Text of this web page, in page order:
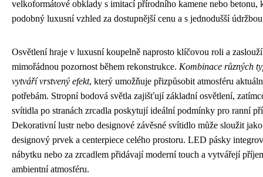
velkoformátové obklady s imitací přírodního kamene nebo betonu,
podobný luxusní vzhled za dostupnější cenu a s jednodušší
Osvětlení hraje v luxusní koupelně naprosto klíčovou roli a
mimořádnou pozornost během rekonstrukce. Kombinace různých
vytváří vrstvený efekt, který umožňuje přizpůsobit atmosféru
potřebám. Stropní bodová světla zajišťují základní osvětlení,
svítidla po stranách zrcadla poskytují ideální podmínky pro ranní
Dekorativní lustr nebo designové závěsné svítidlo může sloužit
designový prvek a centerpiece celého prostoru. LED pásky
nábytku nebo za zrcadlem přidávají moderní touch a vytvářejí
ambientní atmosféru.